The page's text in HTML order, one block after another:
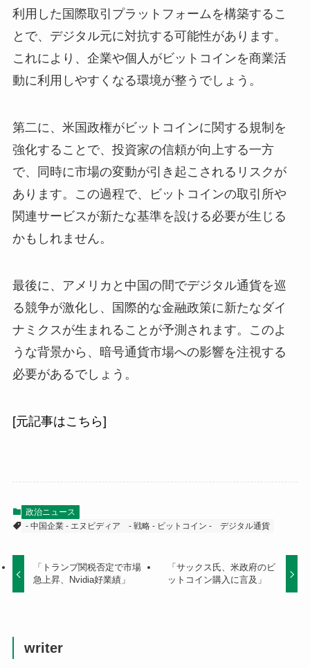
利用した国際取引プラットフォームを構築するこ
とで、デジタル元に対抗する可能性があります。
これにより、企業や個人がビットコインを商業活
動に利用しやすくなる環境が整うでしょう。
第二に、米国政権がビットコインに関する規制を
強化することで、投資家の信頼が向上する一方
で、同時に市場の変動が引き起こされるリスクが
あります。この過程で、ビットコインの取引所や
関連サービスが新たな基準を設ける必要が生じる
かもしれません。
最後に、アメリカと中国の間でデジタル通貨を巡
る競争が激化し、国際的な金融政策に新たなダイ
ナミクスが生まれることが予測されます。このよ
うな背景から、暗号通貨市場への影響を注視する
必要があるでしょう。
[元記事はこちら]
政治ニュース
- 中国企業 - エヌビディア
- 戦略 - ビットコイン - デジタル通貨
「トランプ関税否定で市場
急上昇、Nvidia好業績」
「サックス氏、米政府のビ
ットコイン購入に言及」
writer